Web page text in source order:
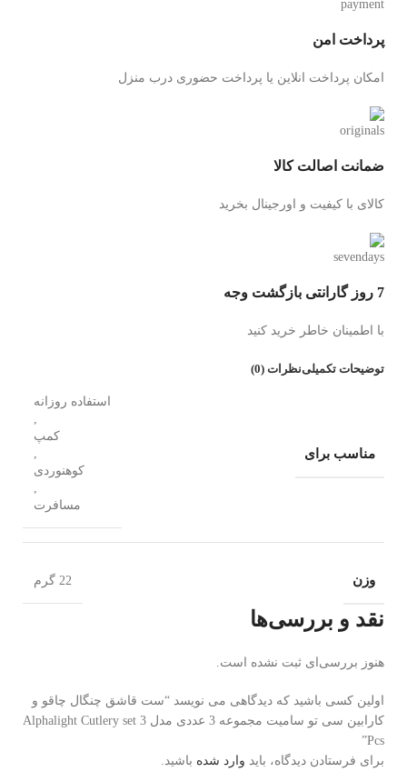
پرداخت امن
امکان پرداخت انلاین یا پرداخت حضوری درب منزل
ضمانت اصالت کالا
کالای با کیفیت و اورجینال بخرید
7 روز گارانتی بازگشت وجه
با اطمینان خاطر خرید کنید
توضیحات تکمیلینظرات (0)
مناسب برای
استفاده روزانه
,
کمپ
,
کوهنوردی
,
مسافرت
وزن 22 گرم
نقد و بررسی‌ها
هنوز بررسی‌ای ثبت نشده است.
اولین کسی باشید که دیدگاهی می نویسد “ست قاشق چنگال چاقو و
کارابین سی تو سامیت مجموعه 3 عددی مدل Alphalight Cutlery set 3
Pcs”
برای فرستادن دیدگاه، باید وارد شده باشید.